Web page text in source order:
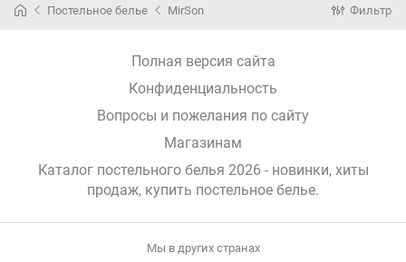
Постельное белье MirSon Фильтр
Полная версия сайта
Конфиденциальность
Вопросы и пожелания по сайту
Магазинам
Каталог постельного белья 2026 - новинки, хиты
продаж, купить постельное белье.
Мы в других странах